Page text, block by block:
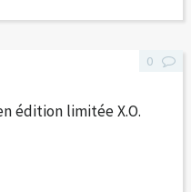
édition limitée X.O.
0